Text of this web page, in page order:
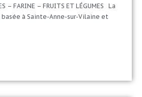
– FARINE – FRUITS ET LÉGUMES La
basée à Sainte-Anne-sur-Vilaine et